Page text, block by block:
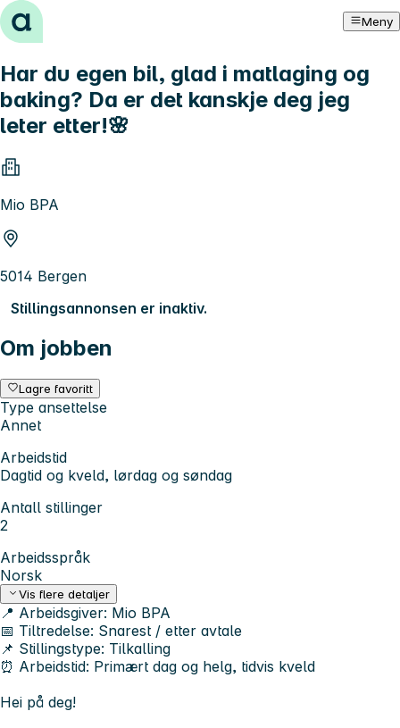
Hopp til innhold Meny
Har du egen bil, glad i matlaging og
baking? Da er det kanskje deg jeg
leter etter!🌸
Mio BPA
5014 Bergen
Stillingsannonsen er inaktiv.
Om jobben
Lagre favoritt
Type ansettelse
Annet
Arbeidstid
Dagtid og kveld, lørdag og søndag
Antall stillinger
2
Arbeidsspråk
Norsk
Vis flere detaljer
📍 Arbeidsgiver: Mio BPA
📅 Tiltredelse: Snarest / etter avtale
📌 Stillingstype: Tilkalling
⏰ Arbeidstid: Primært dag og helg, tidvis kveld
Hei på deg!